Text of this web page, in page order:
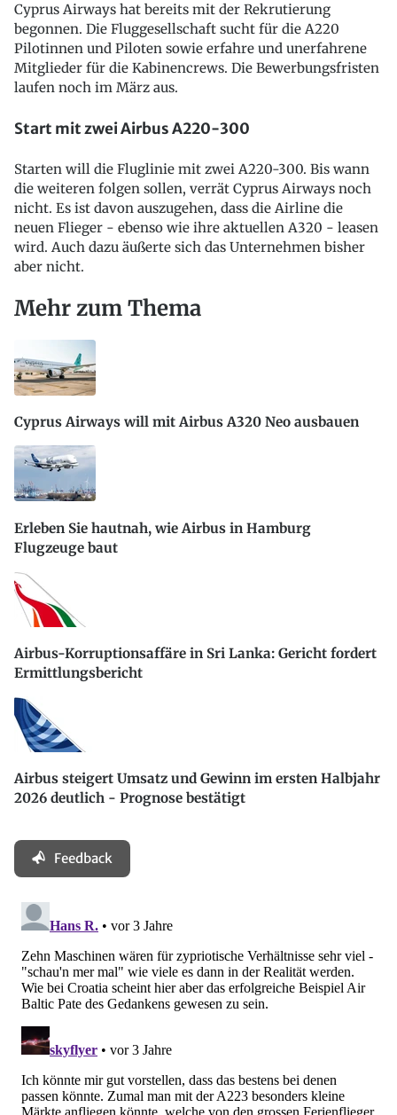
Cyprus Airways hat bereits mit der Rekrutierung
begonnen. Die Fluggesellschaft sucht für die A220
Pilotinnen und Piloten sowie erfahre und unerfahrene
Mitglieder für die Kabinencrews. Die Bewerbungsfristen
laufen noch im März aus.
Start mit zwei Airbus A220-300
Starten will die Fluglinie mit zwei A220-300. Bis wann
die weiteren folgen sollen, verrät Cyprus Airways noch
nicht. Es ist davon auszugehen, dass die Airline die
neuen Flieger - ebenso wie ihre aktuellen A320 - leasen
wird. Auch dazu äußerte sich das Unternehmen bisher
aber nicht.
Mehr zum Thema
Cyprus Airways will mit Airbus A320 Neo ausbauen
Erleben Sie hautnah, wie Airbus in Hamburg
Flugzeuge baut
Airbus-Korruptionsaffäre in Sri Lanka: Gericht fordert
Ermittlungsbericht
Airbus steigert Umsatz und Gewinn im ersten Halbjahr
2026 deutlich - Prognose bestätigt
Feedback